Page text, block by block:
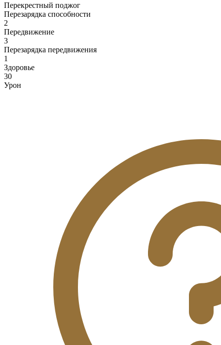
Перекрестный поджог
Перезарядка способности
2
Передвижение
3
Перезарядка передвижения
1
Здоровье
30
Урон